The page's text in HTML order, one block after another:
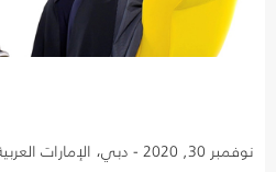
نوفمبر 30, 2020 - دبي، الإمارات العربية المتحدة